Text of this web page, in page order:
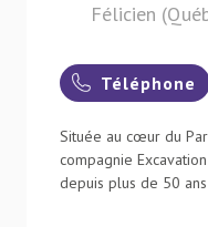
Félicien
Téléphone
Située au cœur du
compagnie
depuis plus de 50